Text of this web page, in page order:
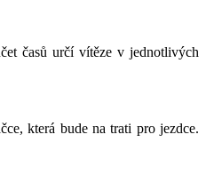
časů určí vítěze v jednotlivých
která bude na trati pro jezdce.